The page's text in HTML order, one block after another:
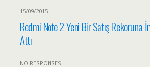
15/09/2015
Redmi Note 2 Yeni Bir Satış Rekoruna
Attı
NO RESPONSES